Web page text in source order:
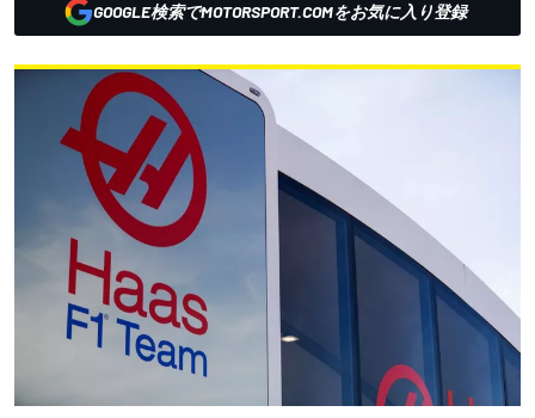
GOOGLE検索でMOTORSPORT.COMをお気に入り登録